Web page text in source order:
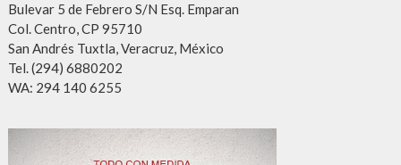
Bulevar 5 de Febrero S/N Esq. Emparan
Col. Centro, CP 95710
San Andrés Tuxtla, Veracruz, México
Tel. (294) 6880202
WA: 294 140 6255